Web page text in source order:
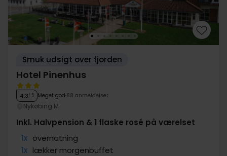
Smuk udsigt over fjorden
Hotel Pinenhus
4.3/ 5 Meget god 88 anmeldelser
Nykøbing M
Inkl. Halvpension & 1 flaske rosé på værelset
1x overnatning
1x lækker morgenbuffet